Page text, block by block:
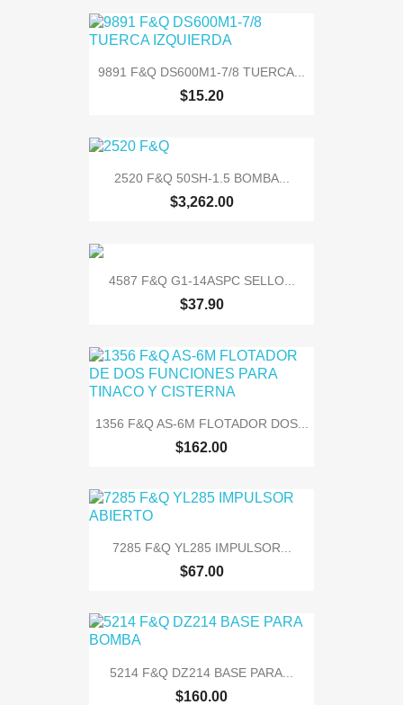
9891 F&Q DS600M1-7/8 TUERCA...
$15.20
2520 F&Q 50SH-1.5 BOMBA...
$3,262.00
4587 F&Q G1-14ASPC SELLO...
$37.90
1356 F&Q AS-6M FLOTADOR DOS...
$162.00
7285 F&Q YL285 IMPULSOR...
$67.00
5214 F&Q DZ214 BASE PARA...
$160.00